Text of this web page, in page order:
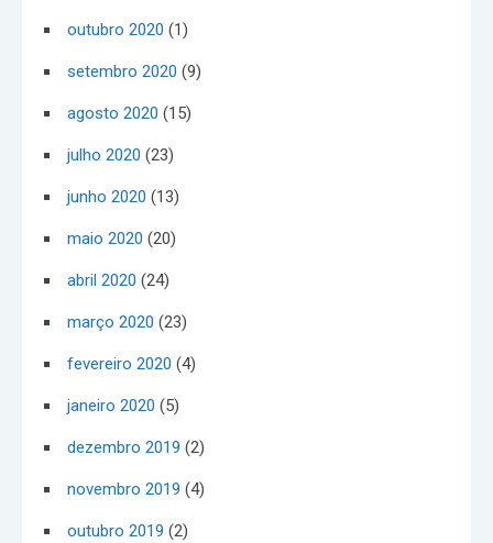
outubro 2020 (1)
setembro 2020 (9)
agosto 2020 (15)
julho 2020 (23)
junho 2020 (13)
maio 2020 (20)
abril 2020 (24)
março 2020 (23)
fevereiro 2020 (4)
janeiro 2020 (5)
dezembro 2019 (2)
novembro 2019 (4)
outubro 2019 (2)